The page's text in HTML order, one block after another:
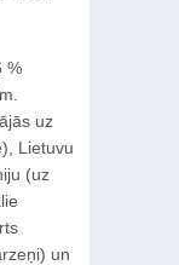
%
uz
Lietuvu
(uz
un